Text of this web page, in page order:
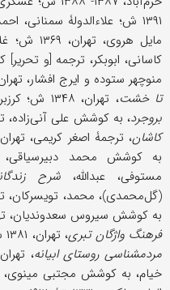
۱۳۹۱ ش؛ علاءالدولۀ سمنانی، احمد،
مایل
کاسانی، ابوبکر، ترجمه [و
منوچهر ستوده و ایرج افشار، تهران، ۱۳۵۸ ش؛ کتیرایی،
تا خشت، تهران، ۱۳۴۸ ش؛ کرزبر یاراحمدی، غلامحسین،
بروجرد، به کوشش علی آنی‌زاده، تهران، ۱۳۸۸ ش؛
کاشان، ترجمۀ اصغر کریمی، تهران، ۱۳۷۹
به کوشش محمد دبیرسیاقی، تهران،
مستوفی، عبدالله،شرح
(گل‌محمدی)، محمد، تویسرکان، تهران، ۱۳۷۸ ش؛
به کوشش سیروس سعدوندیان، تهران، ۱۳۸۰ ش؛ نصری اشرفی،
فرهنگ واژگان تبری، تهران، ۱۳۸۱ ش؛ نظری داشلی‌برون، زلیخا و دیگران،
مردم‎شناسی روستای ابیانه